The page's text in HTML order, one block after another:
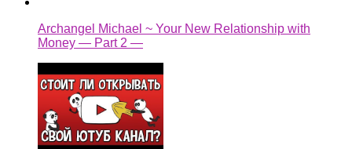
Archangel Michael ~ Your New Relationship with
Money — Part 2 —